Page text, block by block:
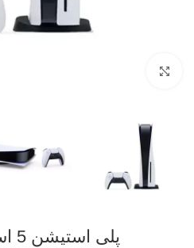
پلی استیشن 5 اسلیم دیجیتال